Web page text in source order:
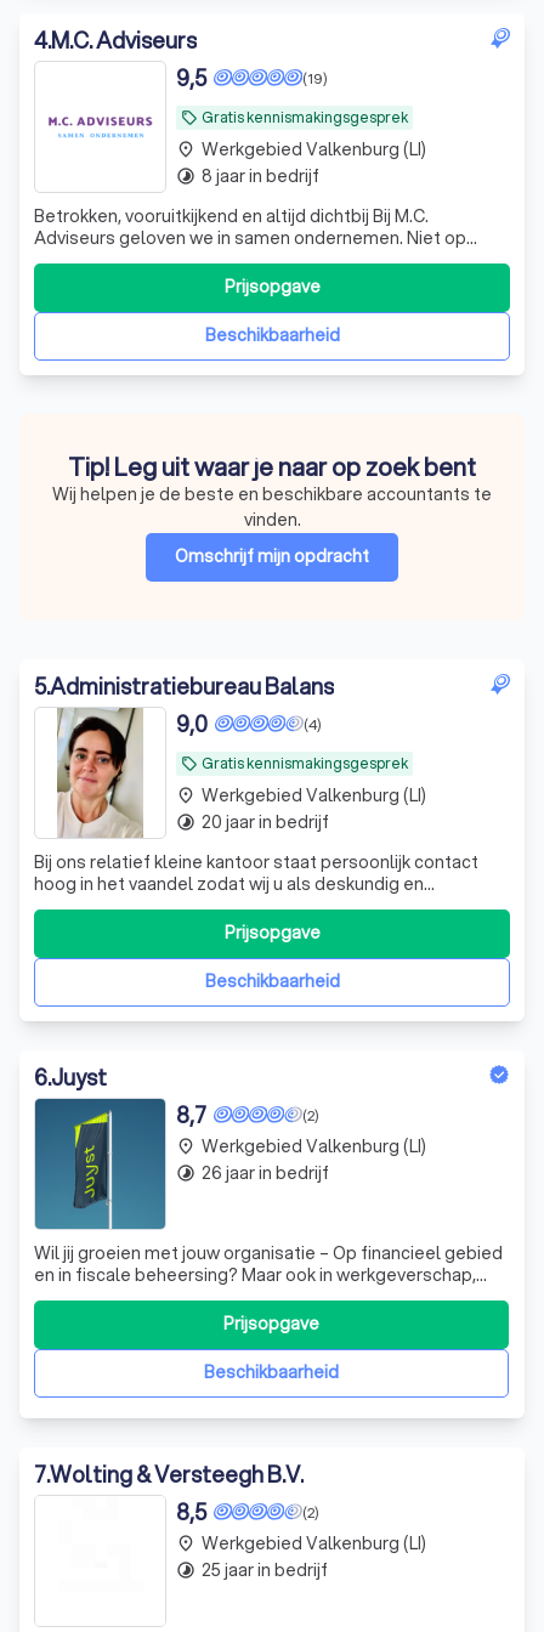
4.M.C. Adviseurs
local_offer Gratis kennismakingsgesprek
(19)
9,5
Betrokken, vooruitkijkend en altijd dichtbij Bij M.C.
Adviseurs geloven we in samen ondernemen. Niet op
afstand, maar naast jou als ondernemer. Wij zijn geen
traditionele accountant die alleen terugkijkt, maar een
betrokken mkb-adviseur die meedenkt, vooruitkijkt en
bijstuurt waar nodig. Onze krach
Beschikbaarheid
Prijsopgave
place Werkgebied Valkenburg (LI)
timelapse 8 jaar in bedrijf
Tip! Leg uit waar je naar op zoek bent
Wij helpen je de beste en beschikbare accountants te
vinden.
Omschrijf mijn opdracht
5.Administratiebureau Balans
local_offer Gratis kennismakingsgesprek
(4)
9,0
Bij ons relatief kleine kantoor staat persoonlijk contact
hoog in het vaandel zodat wij u als deskundig en
betrokken partner advies op maat kunnen geven. Tevens
werken wij met Robotic Accounting, wat dit voor u kan
betekenen? Real time inzicht, meer grip op je groep. Geef
uw personeelszaken, adminBeschikbaarheid
Prijsopgave
place Werkgebied Valkenburg (LI)
timelapse 20 jaar in bedrijf
6.Juyst
(2)
8,7
Wil jij groeien met jouw organisatie – Op financieel gebied
en in fiscale beheersing? Maar ook in werkgeverschap,
bedrijfsvoering, ondernemerschap en data-inzicht? Dan
klop je aan bij Juyst. Wij zijn een club met goede mensen,
grote kennis en innovatieve oplossingen. Met deze
combinatie helpen wij jBeschikbaarheid
Prijsopgave
place Werkgebied Valkenburg (LI)
timelapse 26 jaar in bedrijf
7.Wolting & Versteegh B.V.
(2)
8,5
place Werkgebied Valkenburg (LI)
timelapse 25 jaar in bedrijf